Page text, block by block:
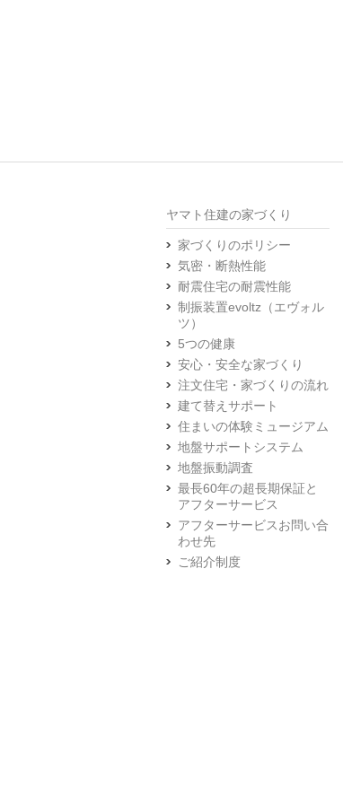
ヤマト住建の家づくり
家づくりのポリシー
気密・断熱性能
耐震住宅の耐震性能
制振装置evoltz（エヴォル
ツ）
5つの健康
安心・安全な家づくり
注文住宅・家づくりの流れ
建て替えサポート
住まいの体験ミュージアム
地盤サポートシステム
地盤振動調査
最長60年の超長期保証と
アフターサービス
アフターサービスお問い合
わせ先
ご紹介制度